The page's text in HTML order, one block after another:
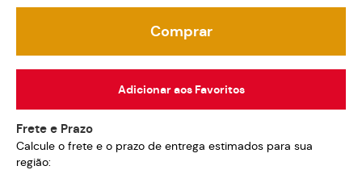
Comprar
Adicionar aos Favoritos
Frete e Prazo
Calcule o frete e o prazo de entrega estimados para sua
região: